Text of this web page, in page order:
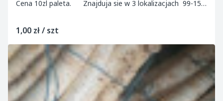
Cena 10zl paleta. Znajduja sie w 3 lokalizacjach 99-150
1,00 zł / szt